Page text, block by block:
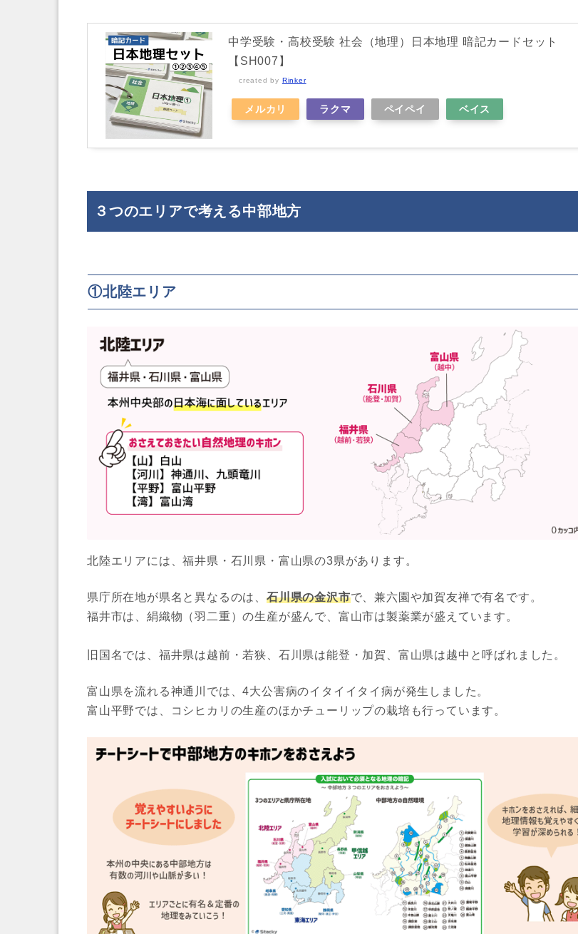
中学受験・高校受験 社会（地理）日本地理 暗記カードセット
【SH007】
created by Rinker
メルカリ ラクマ ペイペイ ベイス
３つのエリアで考える中部地方
①北陸エリア
北陸エリアには、福井県・石川県・富山県の3県があります。
県庁所在地が県名と異なるのは、 石川県の金沢市で、兼六園や加賀友禅で有名です。
福井市は、絹織物（羽二重）の生産が盛んで、富山市は製薬業が盛えています。
旧国名では、福井県は越前・若狭、石川県は能登・加賀、富山県は越中と呼ばれました。
富山県を流れる神通川では、4大公害病のイタイイタイ病が発生しました。
富山平野では、コシヒカリの生産のほかチューリップの栽培も行っています。